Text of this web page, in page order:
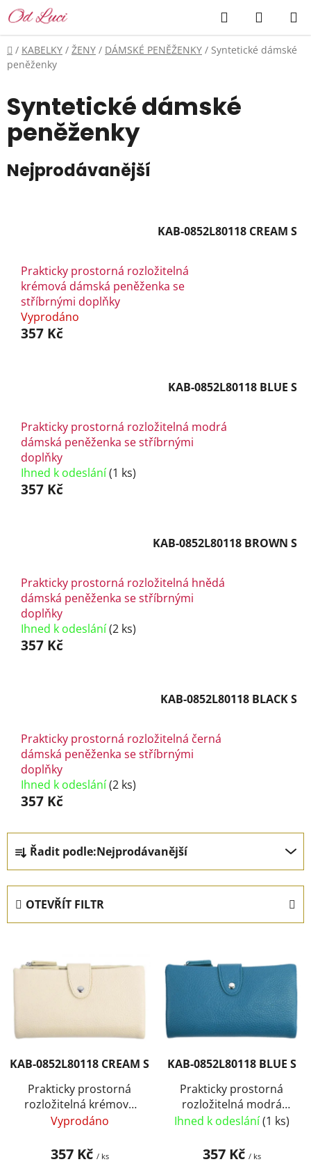
Přejít
na
obsah
Hledat
KOŠÍK
Domů
/ KABELKY / ŽENY / DÁMSKÉ PENĚŽENKY / Syntetické dámské
peněženky
Syntetické dámské
peněženky
Nejprodávanější
KAB-0852L80118 CREAM S
Prakticky prostorná rozložitelná
krémová dámská peněženka se
stříbrnými doplňky
Vyprodáno
357 Kč
KAB-0852L80118 BLUE S
Prakticky prostorná rozložitelná modrá
dámská peněženka se stříbrnými
doplňky
Ihned k odeslání(1 ks)
357 Kč
KAB-0852L80118 BROWN S
Prakticky prostorná rozložitelná hnědá
dámská peněženka se stříbrnými
doplňky
Ihned k odeslání(2 ks)
357 Kč
KAB-0852L80118 BLACK S
Prakticky prostorná rozložitelná černá
dámská peněženka se stříbrnými
doplňky
Ihned k odeslání(2 ks)
357 Kč
Ř
a
z
e
n
í
d
k
t
ů
Řadit podle:Nejprodávanější
OTEVŘÍT FILTR
ý
p
r
o
KAB-0852L80118 CREAM S
Prakticky prostorná
rozložitelná krémová
dámská peněženka se
Vyprodáno
357 Kč / ks
KAB-0852L80118 BLUE S
Prakticky prostorná
rozložitelná modrá
dámská peněženka se
Ihned k odeslání(1 ks)
357 Kč / ks